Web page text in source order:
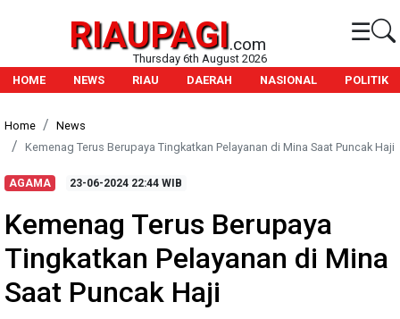
RIAUPAGI.com ☰
Thursday 6th August 2026
HOME
NEWS RIAU DAERAH NASIONAL POLITIK
Home
News
Kemenag Terus Berupaya Tingkatkan Pelayanan di Mina Saat Puncak Haji
AGAMA 23-06-2024 22:44 WIB
Kemenag Terus Berupaya
Tingkatkan Pelayanan di Mina
Saat Puncak Haji